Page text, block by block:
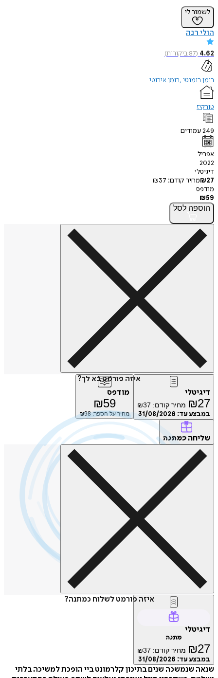
לי
87ביקורות)
רומן אירוטי
קודם:
₪37
לסל
איזה פורמט בא לך?
₪ מחיר קודם: ₪37
עד:31/08/2026
מודפס
₪
מחיר על הספר: ₪98
כמתנה
איזה פורמט לשלוח כמתנה?
₪ מחיר קודם: ₪37
עד:31/08/2026
שנמשכה שנים בתיכון קלרמונט ביי הופכת למשיכה בלתי